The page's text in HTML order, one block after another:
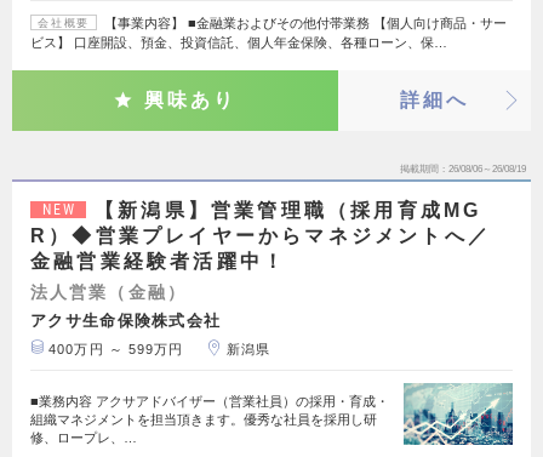
会社概要
【事業内容】 ■金融業およびその他付帯業務 【個人向け商品・サー
ビス】 口座開設、預金、投資信託、個人年金保険、各種ローン、保…
興味あり 詳細へ
掲載期間 26/08/06～26/08/19
NEW
【新潟県】営業管理職（採用育成MG
R）◆営業プレイヤーからマネジメントへ／
金融営業経験者活躍中！
法人営業（金融）
アクサ生命保険株式会社
400万円 ～ 599万円 新潟県
■業務内容 アクサアドバイザー（営業社員）の採用・育成・
組織マネジメントを担当頂きます。優秀な社員を採用し研
修、ロープレ、…